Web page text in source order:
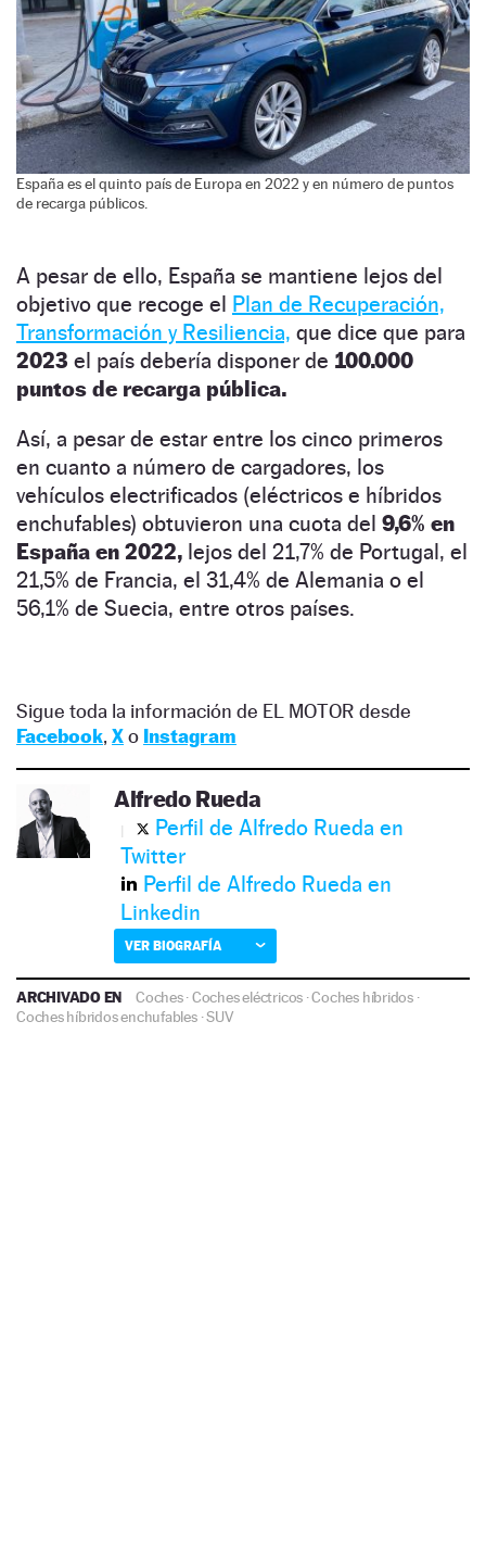
España es el quinto país de Europa en 2022 y en número de puntos
de recarga públicos.
A pesar de ello, España se mantiene lejos del
objetivo que recoge el Plan de Recuperación,
Transformación y Resiliencia, que dice que para
2023 el país debería disponer de 100.000
puntos de recarga pública.
Así, a pesar de estar entre los cinco primeros
en cuanto a número de cargadores, los
vehículos electrificados (eléctricos e híbridos
enchufables) obtuvieron una cuota del 9,6% en
España en 2022, lejos del 21,7% de Portugal, el
21,5% de Francia, el 31,4% de Alemania o el
56,1% de Suecia, entre otros países.
Sigue toda la información de EL MOTOR desde
Facebook, Xo Instagram
Alfredo Rueda
Perfil de Alfredo Rueda en
Twitter
Perfil de Alfredo Rueda en
Linkedin
VER BIOGRAFÍA
ARCHIVADO EN Coches·Coches eléctricos ·Coches híbridos·
Coches híbridos enchufables·SUV